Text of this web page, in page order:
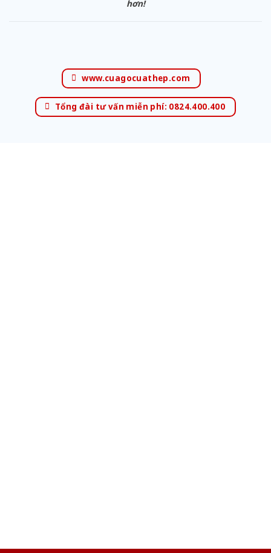
hơn!
www.cuagocuathep.com
Tổng đài tư vấn miễn phí: 0824.400.400